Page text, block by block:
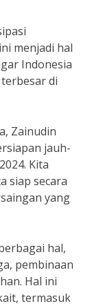
menjadi hal
Indonesia
di
Zainudin
jauh-
Kita
siap secara
yang
hal,
pembinaan
Hal ini
termasuk